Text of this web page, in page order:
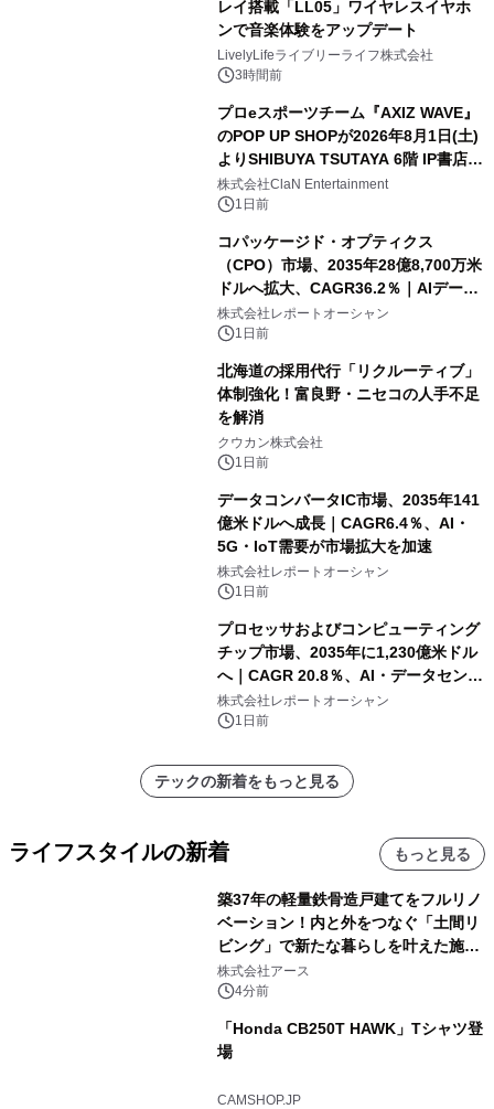
レイ搭載「LL05」ワイヤレスイヤホ
ンで音楽体験をアップデート
LivelyLifeライブリーライフ株式会社
3時間前
プロeスポーツチーム『AXIZ WAVE』
のPOP UP SHOPが2026年8月1日(土)
よりSHIBUYA TSUTAYA 6階 IP書店で
開催決定！！
株式会社ClaN Entertainment
1日前
コパッケージド・オプティクス
（CPO）市場、2035年28億8,700万米
ドルへ拡大、CAGR36.2％｜AIデータ
センター・高速光通信需要が成長を加
速
株式会社レポートオーシャン
1日前
北海道の採用代行「リクルーティブ」
体制強化！富良野・ニセコの人手不足
を解消
クウカン株式会社
1日前
データコンバータIC市場、2035年141
億米ドルへ成長｜CAGR6.4％、AI・
5G・IoT需要が市場拡大を加速
株式会社レポートオーシャン
1日前
プロセッサおよびコンピューティング
チップ市場、2035年に1,230億米ドル
へ｜CAGR 20.8％、AI・データセンタ
ー需要が成長を牽引
株式会社レポートオーシャン
1日前
テックの新着をもっと見る
ライフスタイルの新着 もっと見る
築37年の軽量鉄骨造戸建てをフルリノ
ベーション！内と外をつなぐ「土間リ
ビング」で新たな暮らしを叶えた施工
事例を株式会社アースが公開
株式会社アース
4分前
「Honda CB250T HAWK」Tシャツ登
場
CAMSHOP.JP